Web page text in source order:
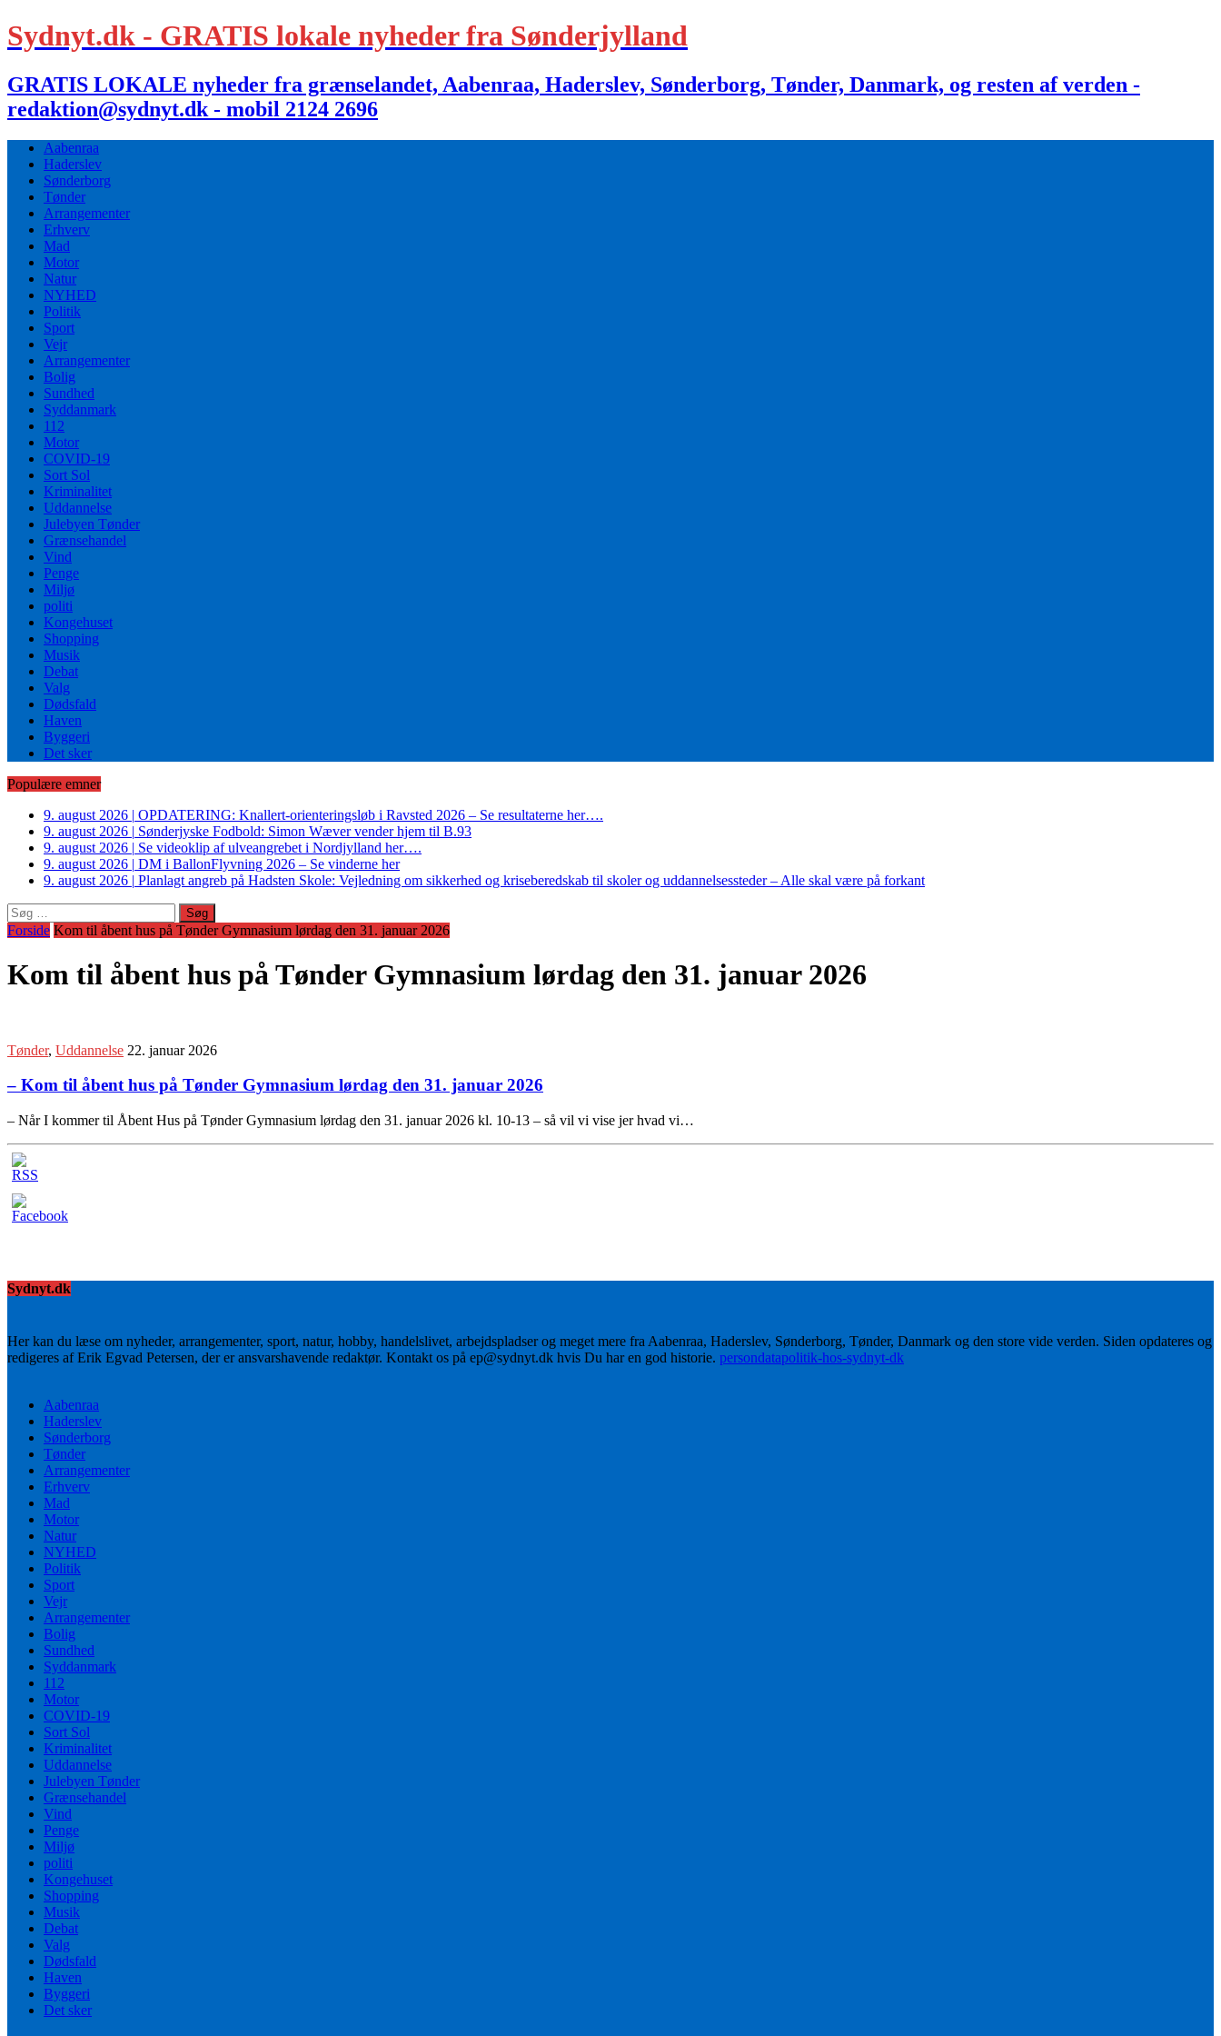
Sydnyt.dk - GRATIS lokale nyheder fra Sønderjylland
GRATIS LOKALE nyheder fra grænselandet, Aabenraa, Haderslev, Sønderborg, Tønder, Danmark, og resten af verden -
redaktion@sydnyt.dk - mobil 2124 2696
Aabenraa
Haderslev
Sønderborg
Tønder
Arrangementer
Erhverv
Mad
Motor
Natur
NYHED
Politik
Sport
Vejr
Arrangementer
Bolig
Sundhed
Syddanmark
112
Motor
COVID-19
Sort Sol
Kriminalitet
Uddannelse
Julebyen Tønder
Grænsehandel
Vind
Penge
Miljø
politi
Kongehuset
Shopping
Musik
Debat
Valg
Dødsfald
Haven
Byggeri
Det sker
Populære emner
9. august 2026 | OPDATERING: Knallert-orienteringsløb i Ravsted 2026 – Se resultaterne her….
9. august 2026 | Sønderjyske Fodbold: Simon Wæver vender hjem til B.93
9. august 2026 | Se videoklip af ulveangrebet i Nordjylland her….
9. august 2026 | DM i BallonFlyvning 2026 – Se vinderne her
9. august 2026 | Planlagt angreb på Hadsten Skole: Vejledning om sikkerhed og kriseberedskab til skoler og uddannelsessteder – Alle skal være på forkant
Søg
efter:
Forside Kom til åbent hus på Tønder Gymnasium lørdag den 31. januar 2026
Kom til åbent hus på Tønder Gymnasium lørdag den 31. januar 2026
Tønder, Uddannelse 22. januar 2026
– Kom til åbent hus på Tønder Gymnasium lørdag den 31. januar 2026
– Når I kommer til Åbent Hus på Tønder Gymnasium lørdag den 31. januar 2026 kl. 10-13 – så vil vi vise jer hvad vi…
Sydnyt.dk
Her kan du læse om nyheder, arrangementer, sport, natur, hobby, handelslivet, arbejdspladser og meget mere fra Aabenraa, Haderslev, Sønderborg, Tønder, Danmark og den store vide verden. Siden opdateres og
redigeres af Erik Egvad Petersen, der er ansvarshavende redaktør. Kontakt os på ep@sydnyt.dk hvis Du har en god historie. persondatapolitik-hos-sydnyt-dk
Aabenraa
Haderslev
Sønderborg
Tønder
Arrangementer
Erhverv
Mad
Motor
Natur
NYHED
Politik
Sport
Vejr
Arrangementer
Bolig
Sundhed
Syddanmark
112
Motor
COVID-19
Sort Sol
Kriminalitet
Uddannelse
Julebyen Tønder
Grænsehandel
Vind
Penge
Miljø
politi
Kongehuset
Shopping
Musik
Debat
Valg
Dødsfald
Haven
Byggeri
Det sker